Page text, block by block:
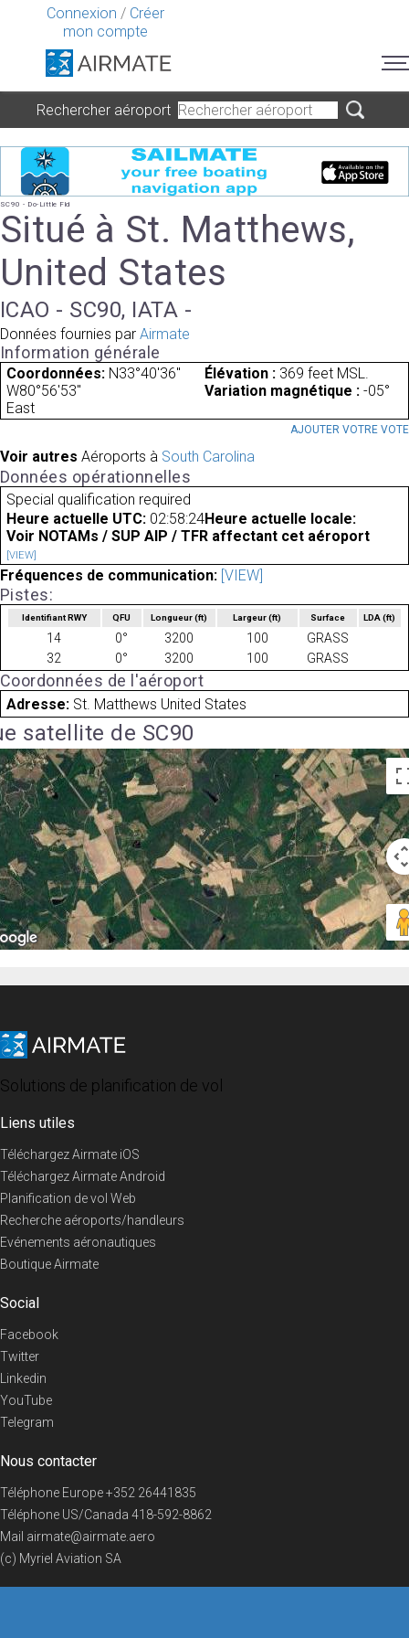
Connexion / Créer
mon compte
Rechercher aéroport
SC90 - Do-Little Fld
Situé à St. Matthews,
United States
ICAO - SC90, IATA -
Données fournies par Airmate
Information générale
Coordonnées: N33°40'36"
W80°56'53"
Élévation : 369 feet MSL.
Variation magnétique : -05°
East
AJOUTER VOTRE VOTE
Voir autres Aéroports à South Carolina
Données opérationnelles
Special qualification required
Heure actuelle UTC: 02:58:24Heure actuelle locale:
Voir NOTAMs / SUP AIP / TFR affectant cet aéroport
[VIEW]
Fréquences de communication: [VIEW]
Pistes:
Identifiant RWY QFU Longueur(ft) Largeur(ft) Surface LDA(ft)
14 0° 3200 100
GRASS
32
0° 3200 100 GRASS
Coordonnées de l'aéroport
Adresse: St. Matthews United States
satellite de SC90
Solutions de planification de vol
Liens utiles
Téléchargez Airmate iOS
Téléchargez Airmate Android
Planification de vol Web
Recherche aéroports/handleurs
Evénements aéronautiques
Boutique Airmate
Social
Facebook
Twitter
Linkedin
YouTube
Telegram
Nous contacter
Téléphone Europe+352 26441835
Téléphone US/Canada 418-592-8862
Mail airmate@airmate.aero
(c) Myriel Aviation SA